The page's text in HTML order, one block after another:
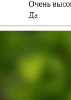
Очень
Да